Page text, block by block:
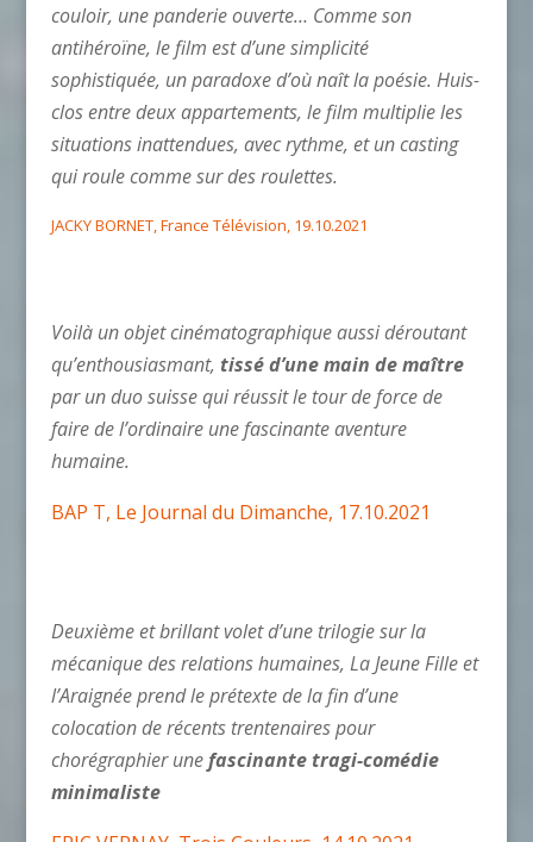
couloir, une panderie ouverte… Comme son
antihéroïne, le film est d’une simplicité
sophistiquée, un paradoxe d’où naît la poésie. Huis-
clos entre deux appartements, le film multiplie les
situations inattendues, avec rythme, et un casting
qui roule comme sur des roulettes.
JACKY BORNET, France Télévision, 19.10.2021
Voilà un objet cinématographique aussi déroutant
qu’enthousiasmant, tissé d’une main de maître
par un duo suisse qui réussit le tour de force de
faire de l’ordinaire une fascinante aventure
humaine.
BAP T, Le Journal du Dimanche, 17.10.2021
Deuxième et brillant volet d’une trilogie sur la
mécanique des relations humaines, La Jeune Fille et
l’Araignée prend le prétexte de la fin d’une
colocation de récents trentenaires pour
chorégraphier unefascinante tragi-comédie
minimaliste